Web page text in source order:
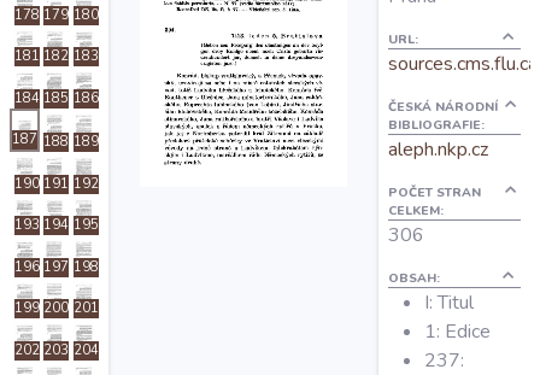
O projektu
Autoři
Nápověda
178 179 180
181 182 183
184 185 186
187 188 189
190 191 192
193 194 195
196 197 198
199 200 201
202 203 204
URL:
ČESKÁ NÁRODNÍ
BIBLIOGRAFIE:
aleph.nkp.cz
POČET STRAN
CELKEM:
306
OBSAH:
I: Titul
1: Edice
237: